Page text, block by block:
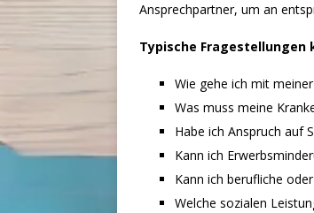
Ansprechpartner, um an
Typische Fragestellungen
Wie gehe ich mit
Was muss meine
Habe ich Anspruch auf
Kann ich
Kann ich berufliche
Welche sozialen